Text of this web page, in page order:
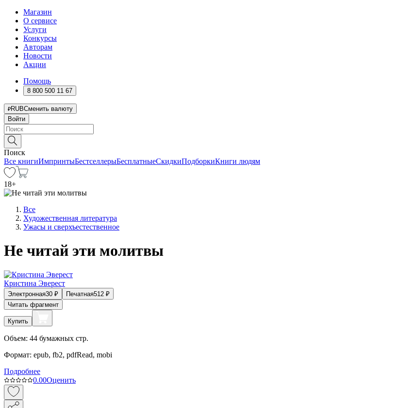
Магазин
О сервисе
Услуги
Конкурсы
Авторам
Новости
Акции
Помощь
8 800 500 11 67
RUBСменить валюту
Войти
Поиск
Все книгиИмпринтыБестселлерыБесплатныеСкидкиПодборкиКниги людям
18+
Все
Художественная литература
Ужасы и сверхъестественное
Не читай эти молитвы
Кристина Эверест
Электронная30 ₽ Печатная512 ₽
Читать фрагмент
Купить
Объем: 44 бумажных стр.
Формат: epub, fb2, pdfRead, mobi
Подробнее
0.00Оценить